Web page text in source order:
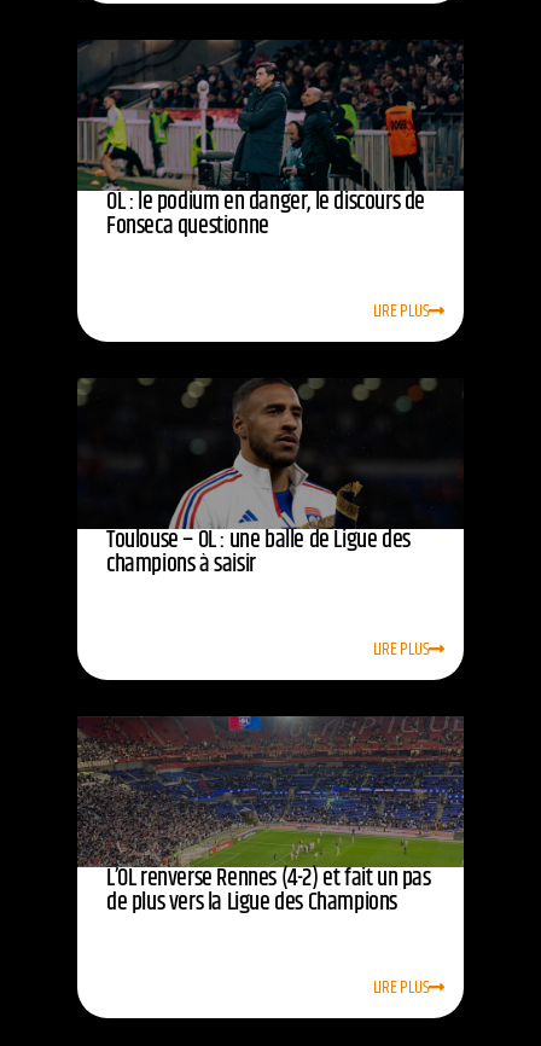
OL : le podium en danger, le discours de
Fonseca questionne
LIRE PLUS
Toulouse – OL : une balle de Ligue des
champions à saisir
LIRE PLUS
L’OL renverse Rennes (4-2) et fait un pas
de plus vers la Ligue des Champions
LIRE PLUS